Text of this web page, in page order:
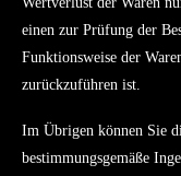
einen zur Prüfung der
Funktionsweise der
zurückzuführen ist.
Im Übrigen können Sie
bestimmungsgemäße